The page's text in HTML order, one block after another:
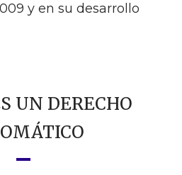
y en su desarrollo
UN DERECHO